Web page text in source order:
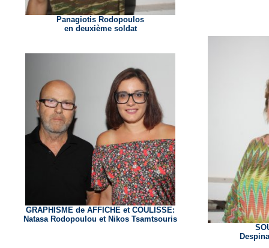
Panagiotis Rodopoulos
en deuxième soldat
GRAPHISME de AFFICHE et COULISSE:
Natasa Rodopoulou et Nikos Tsamtsouris